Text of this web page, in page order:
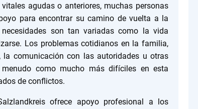
agudas o anteriores, muchas personas
para encontrar su camino de vuelta a la
son tan variadas como la vida
Los problemas cotidianos en la familia,
comunicación con las autoridades u otras
como mucho más difíciles en esta
de conflictos.
ofrece apoyo profesional a los